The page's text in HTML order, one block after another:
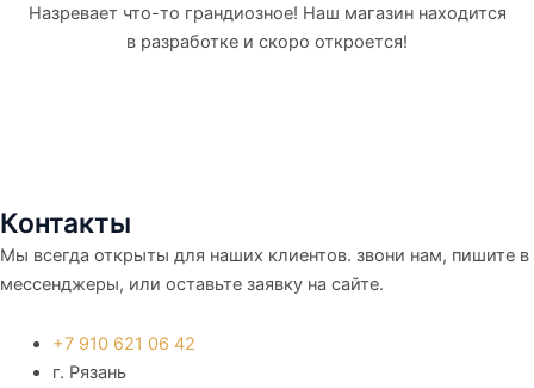
Назревает что-то грандиозное! Наш магазин находится
в разработке и скоро откроется!
Контакты
Мы всегда открыты для наших клиентов. звони нам, пишите в
мессенджеры, или оставьте заявку на сайте.
+7 910 621 06 42
г. Рязань